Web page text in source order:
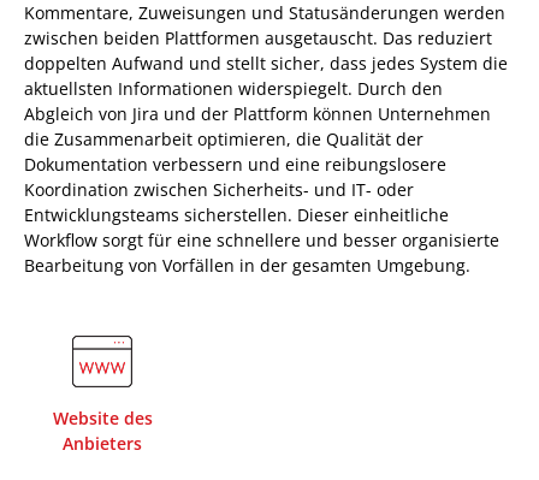
Kommentare, Zuweisungen und Statusänderungen werden
zwischen beiden Plattformen ausgetauscht. Das reduziert
doppelten Aufwand und stellt sicher, dass jedes System die
aktuellsten Informationen widerspiegelt. Durch den
Abgleich von Jira und der Plattform können Unternehmen
die Zusammenarbeit optimieren, die Qualität der
Dokumentation verbessern und eine reibungslosere
Koordination zwischen Sicherheits- und IT- oder
Entwicklungsteams sicherstellen. Dieser einheitliche
Workflow sorgt für eine schnellere und besser organisierte
Bearbeitung von Vorfällen in der gesamten Umgebung.
Website des
Anbieters